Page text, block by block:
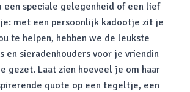
een speciale gelegenheid of een lief
met een persoonlijk kadootje zit je
te helpen, hebben we de leukste
en sieradenhouders voor je vriendin
gezet. Laat zien hoeveel je om haar
quote op een tegeltje, een